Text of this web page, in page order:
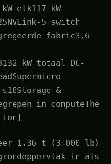
elk117 kW
switch
fabric3,6
kW totaal DC-
&
in computeThe
1,36 t (3.000 lb)
in als